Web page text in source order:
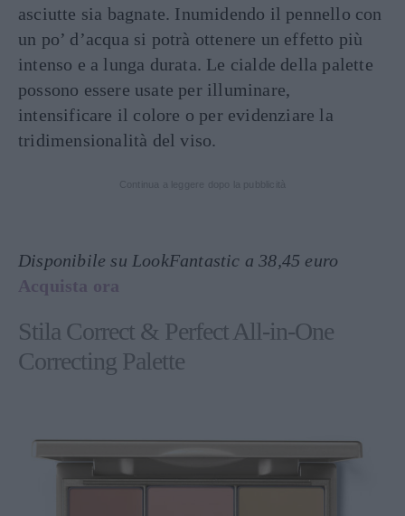
asciutte sia bagnate. Inumidendo il pennello con
un po’ d’acqua si potrà ottenere un effetto più
intenso e a lunga durata. Le cialde della palette
possono essere usate per illuminare,
intensificare il colore o per evidenziare la
tridimensionalità del viso.
Disponibile su LookFantastic a 38,45 euro
Acquista ora
Stila Correct & Perfect All-in-One
Correcting Palette